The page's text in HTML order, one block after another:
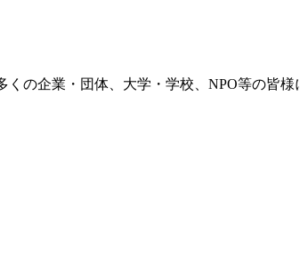
の企業・団体、大学・学校、NPO等の皆様